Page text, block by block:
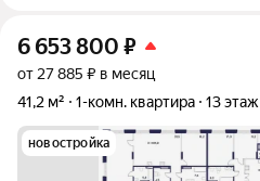
6 653 800 ₽
от 27 885 ₽ в месяц
41,2 м²
1-комн. квартира 13 этаж
новостройка